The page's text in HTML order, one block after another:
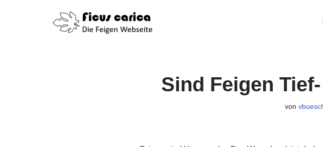
Sind Feigen
von